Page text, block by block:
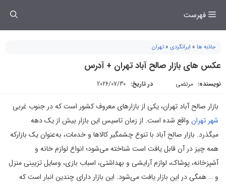
فهرست
جاذبه ها » ایرانگردی » تهران
عکس های بازار صالح آباد تهران + آدرس
نویسنده: مرتضی در تاریخ: 2026/07/30
بازار صالح آباد تهران، یکی از بازارهای معروف کشور است که در جنوب غربی
شهر تهران واقع شده است. از زمان تاسیس این بازار بیش از یک دهه
میگذرد. بازار صالح آباد با تنوع چشمگیر کالاها و خدمات، به‌عنوان یک بازارکه
همه چیز در آن قابل یافت است شناخته می‌شود؛ انواع لوازم خانه و
آشپزخانه، پوشاک، لوازم آرایشی و بهداشتی، اسباب بازی، وسایل تزیینی منزل
و … همگی در این بازار یافت می‌شود. این بازار دارای چندین انبار است که